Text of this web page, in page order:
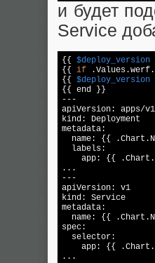
и будет
Service
{{ $deploy_version
{{ if
{{ $deploy_version
{{ end }}
---
apiVersion: apps/v1
kind: Deployment
metadata:
name: {{
  labels:
app: {{
...
---
apiVersion: v1
kind: Service
metadata:
name: {{
spec:
  selector:
app: {{
...